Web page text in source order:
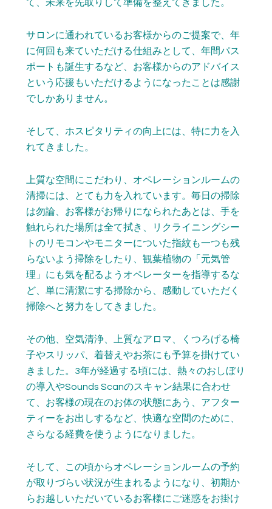
て、未来を先取りして準備を整えてきました。
サロンに通われているお客様からのご提案で、年
に何回も来ていただける仕組みとして、年間パス
ポートも誕生するなど、お客様からのアドバイス
という応援もいただけるようになったことは感謝
でしかありません。
そして、ホスピタリティの向上には、特に力を入
れてきました。
上質な空間にこだわり、オペレーションルームの
清掃には、とても力を入れています。毎日の掃除
は勿論、お客様がお帰りになられたあとは、手を
触れられた場所は全て拭き、リクライニングシー
トのリモコンやモニターについた指紋も一つも残
らないよう掃除をしたり、観葉植物の「元気管
理」にも気を配るようオペレーターを指導するな
ど、単に清潔にする掃除から、感動していただく
掃除へと努力をしてきました。
その他、空気清浄、上質なアロマ、くつろげる椅
子やスリッパ、着替えやお茶にも予算を掛けてい
きました。3年が経過する頃には、熱々のおしぼり
の導入やSounds Scanのスキャン結果に合わせ
て、お客様の現在のお体の状態にあう、アフター
ティーをお出しするなど、快適な空間のために、
さらなる経費を使うようになりました。
そして、この頃からオペレーションルームの予約
が取りづらい状況が生まれるようになり、初期か
らお越しいただいているお客様にご迷惑をお掛け